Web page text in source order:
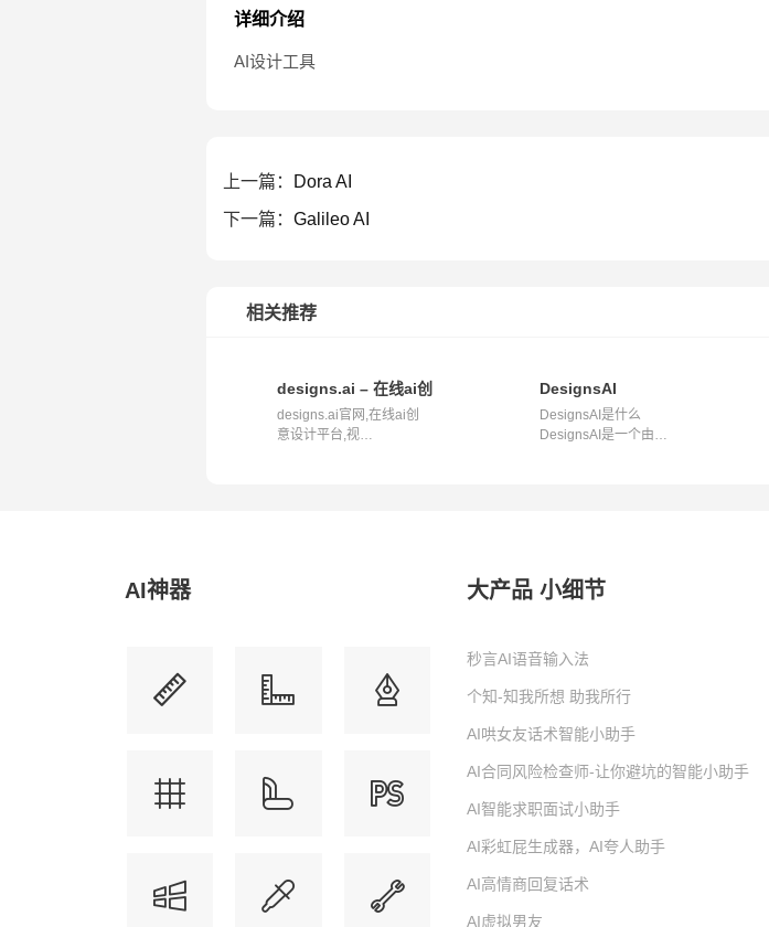
详细介绍
AI设计工具
上一篇：
Dora AI
下一篇： Galileo AI
相关推荐
designs.ai – 在线ai创意设计平台,视频,ppt,banner,logo,mockups,功
designs.ai官网,在线ai创
意设计平台,视
DesignsAI
DesignsAI是什么
DesignsAI是一个由
AI神器 大产品 小细节
秒言AI语音输入法
个知-知我所想 助我所行
AI哄女友话术智能小助手
AI合同风险检查师-让你避坑的智能小助手
AI智能求职面试小助手
AI彩虹屁生成器，AI夸人助手
AI高情商回复话术
AI虚拟男友